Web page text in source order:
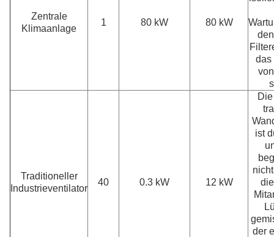
Zentrale
Klimaanlage
1 80 kW 80 kW
das
Traditioneller
Industrieventilator
40 0.3 kW 12 kW
ist
der